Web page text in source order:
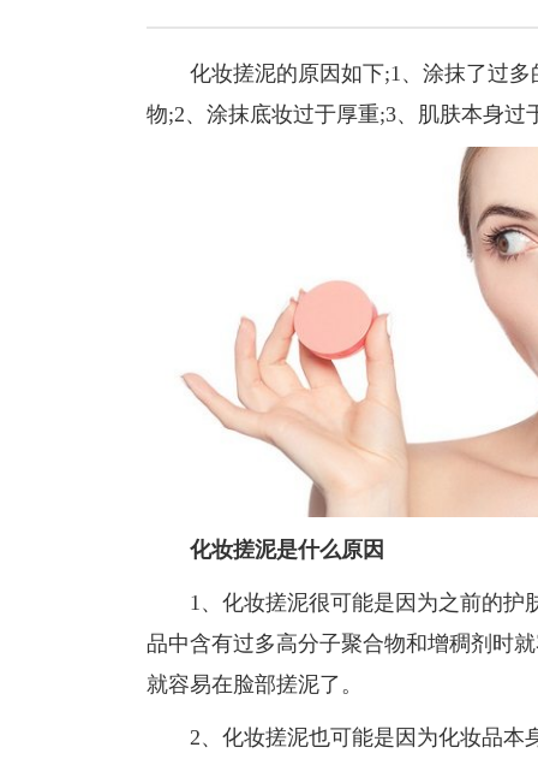
化妆搓泥的原因如下;1、涂抹了过多
物;2、涂抹底妆过于厚重;3、肌肤本身过
化妆搓泥是什么原因
1、化妆搓泥很可能是因为之前的护
品中含有过多高分子聚合物和增稠剂时
就容易在脸部搓泥了。
2、化妆搓泥也可能是因为化妆品本